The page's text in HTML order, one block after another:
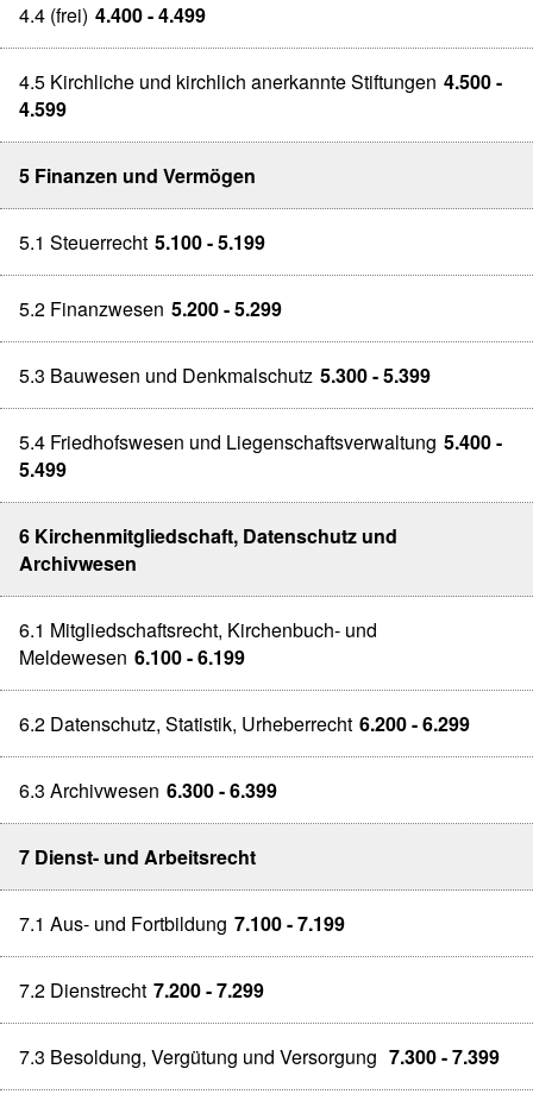
4.4 (frei) 4.400 - 4.499
4.5 Kirchliche und kirchlich anerkannte Stiftungen 4.500 -
4.599
5 Finanzen und Vermögen
5.1 Steuerrecht 5.100 - 5.199
5.2 Finanzwesen 5.200 - 5.299
5.3 Bauwesen und Denkmalschutz 5.300 - 5.399
5.4 Friedhofswesen und Liegenschaftsverwaltung 5.400 -
5.499
6 Kirchenmitgliedschaft, Datenschutz und
Archivwesen
6.1 Mitgliedschaftsrecht, Kirchenbuch- und
Meldewesen 6.100 - 6.199
6.2 Datenschutz, Statistik, Urheberrecht 6.200 - 6.299
6.3 Archivwesen 6.300 - 6.399
7 Dienst- und Arbeitsrecht
7.1 Aus- und Fortbildung 7.100 - 7.199
7.2 Dienstrecht 7.200 - 7.299
7.3 Besoldung, Vergütung und Versorgung 7.300 - 7.399